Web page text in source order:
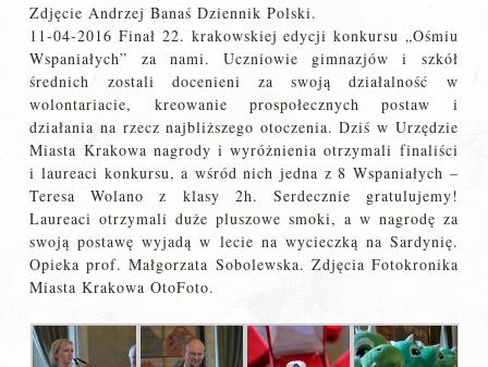
Zdjęcie Andrzej Banaś Dziennik Polski.
11-04-2016 Finał 22. krakowskiej edycji konkursu „Ośmiu
Wspaniałych” za nami. Uczniowie gimnazjów i szkół
średnich zostali docenieni za swoją działalność w
wolontariacie, kreowanie prospołecznych postaw i
działania na rzecz najbliższego otoczenia. Dziś w Urzędzie
Miasta Krakowa nagrody i wyróżnienia otrzymali finaliści
i laureaci konkursu, a wśród nich jedna z 8 Wspaniałych –
Teresa Wolano z klasy 2h. Serdecznie gratulujemy!
Laureaci otrzymali duże pluszowe smoki, a w nagrodę za
swoją postawę wyjadą w lecie na wycieczką na Sardynię.
Opieka prof. Małgorzata Sobolewska. Zdjęcia Fotokronika
Miasta Krakowa OtoFoto.